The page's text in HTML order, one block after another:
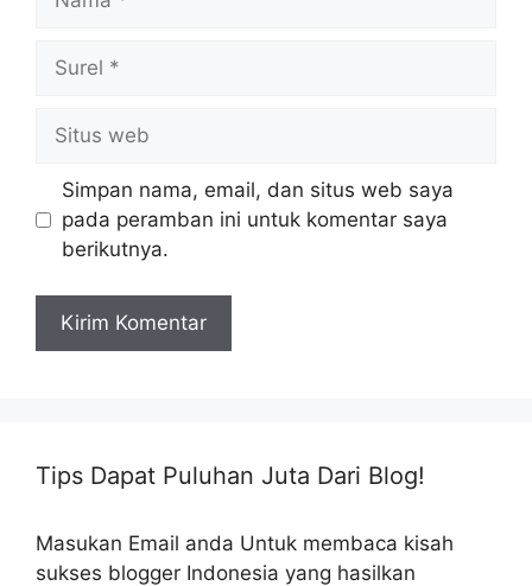
Surel
Situs
web
Simpan nama, email, dan situs web saya
pada peramban ini untuk komentar saya
berikutnya.
Tips Dapat Puluhan Juta Dari Blog!
Masukan Email anda Untuk membaca kisah
sukses blogger Indonesia yang hasilkan